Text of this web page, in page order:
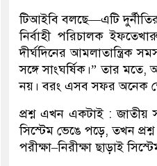
টিআইবি বলছে—এটি দুর্নীতির
নির্বাহী পরিচালক
দীর্ঘদিনের আমলাতান্ত্রিক
সঙ্গে সাংঘর্ষিক।” তার
নয়। বরং এসব সফর অনেক
প্রশ্ন এখন একটাই : জাতীয়
সিস্টেম ভেঙে পড়ে, তখন
পরীক্ষা–নিরীক্ষা ছাড়াই